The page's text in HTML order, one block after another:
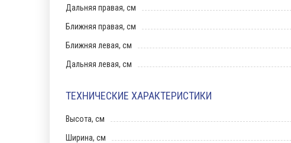
Дальняя правая, см
Ближняя правая, см
Ближняя левая, см
Дальняя левая, см
ТЕХНИЧЕСКИЕ ХАРАКТЕРИСТИКИ
Высота, см
Ширина, см